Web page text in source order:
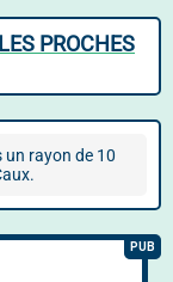
PROCHES
un rayon de 10